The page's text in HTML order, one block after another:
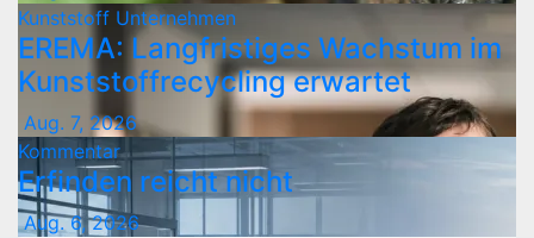
Kunststoff Unternehmen
EREMA: Langfristiges Wachstum im
Kunststoffrecycling erwartet
Aug. 7, 2026
Kommentar
Erfinden reicht nicht
Aug. 6, 2026